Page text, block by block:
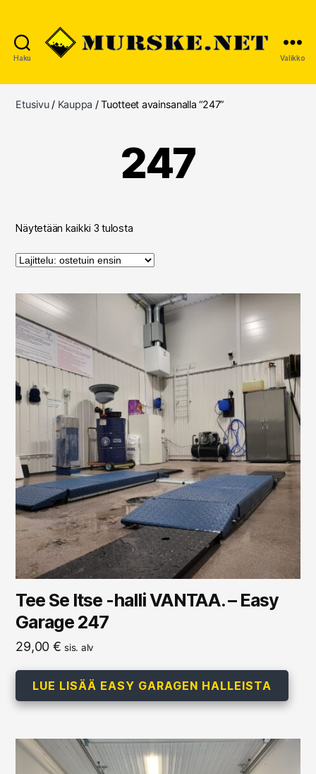
Haku Valikko
Etusivu/ Kauppa / Tuotteet avainsanalla “247”
247
Näytetään kaikki 3 tulostaSuosituimmat
Tee Se Itse -halli VANTAA. – Easy
Garage 247
29,00 € sis. alv
LUE LISÄÄ EASY GARAGEN HALLEISTA